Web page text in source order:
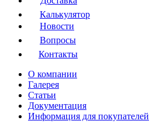
Калькулятор
Новости
Вопросы
Контакты
О компании
Галерея
Статьи
Документация
Информация для покупателей